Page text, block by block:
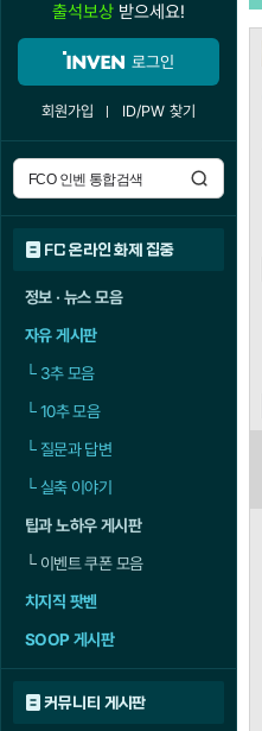
출석보상 받으세요!
로그인
회원가입 ID/PW 찾기
FC 온라인 화제 집중
정보 · 뉴스 모음
자유 게시판
└3추 모음
└10추 모음
└질문과 답변
└실축 이야기
팁과 노하우 게시판
└이벤트 쿠폰 모음
치지직 팟벤
SOOP 게시판
커뮤니티 게시판